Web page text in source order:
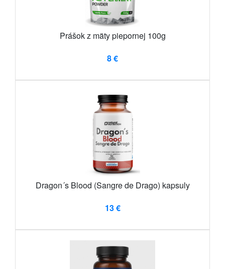
Prášok z mäty piepornej 100g
8 €
Dragon´s Blood (Sangre de Drago) kapsuly
13 €